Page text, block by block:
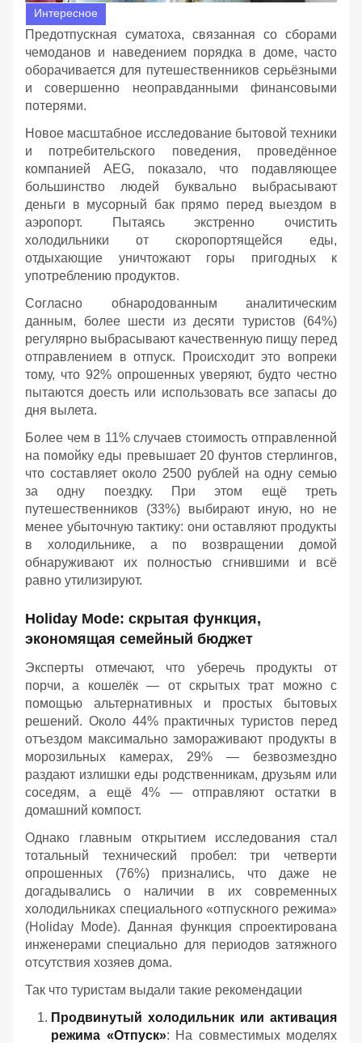
Интересное
Предотпускная суматоха, связанная со сборами
чемоданов и наведением порядка в доме, часто
оборачивается для путешественников серьёзными
и совершенно неоправданными финансовыми
потерями.
Новое масштабное исследование бытовой техники
и потребительского поведения, проведённое
компанией AEG, показало, что подавляющее
большинство людей буквально выбрасывают
деньги в мусорный бак прямо перед выездом в
аэропорт. Пытаясь экстренно очистить
холодильники от скоропортящейся еды,
отдыхающие уничтожают горы пригодных к
употреблению продуктов.
Согласно обнародованным аналитическим
данным, более шести из десяти туристов (64%)
регулярно выбрасывают качественную пищу перед
отправлением в отпуск. Происходит это вопреки
тому, что 92% опрошенных уверяют, будто честно
пытаются доесть или использовать все запасы до
дня вылета.
Более чем в 11% случаев стоимость отправленной
на помойку еды превышает 20 фунтов стерлингов,
что составляет около 2500 рублей на одну семью
за одну поездку. При этом ещё треть
путешественников (33%) выбирают иную, но не
менее убыточную тактику: они оставляют продукты
в холодильнике, а по возвращении домой
обнаруживают их полностью сгнившими и всё
равно утилизируют.
Holiday Mode: скрытая функция,
экономящая семейный бюджет
Эксперты отмечают, что уберечь продукты от
порчи, а кошелёк — от скрытых трат можно с
помощью альтернативных и простых бытовых
решений. Около 44% практичных туристов перед
отъездом максимально замораживают продукты в
морозильных камерах, 29% — безвозмездно
раздают излишки еды родственникам, друзьям или
соседям, а ещё 4% — отправляют остатки в
домашний компост.
Однако главным открытием исследования стал
тотальный технический пробел: три четверти
опрошенных (76%) признались, что даже не
догадывались о наличии в их современных
холодильниках специального «отпускного режима»
(Holiday Mode). Данная функция спроектирована
инженерами специально для периодов затяжного
отсутствия хозяев дома.
Так что туристам выдали такие рекомендации
Продвинутый холодильник или активация
режима «Отпуск»: На совместимых моделях